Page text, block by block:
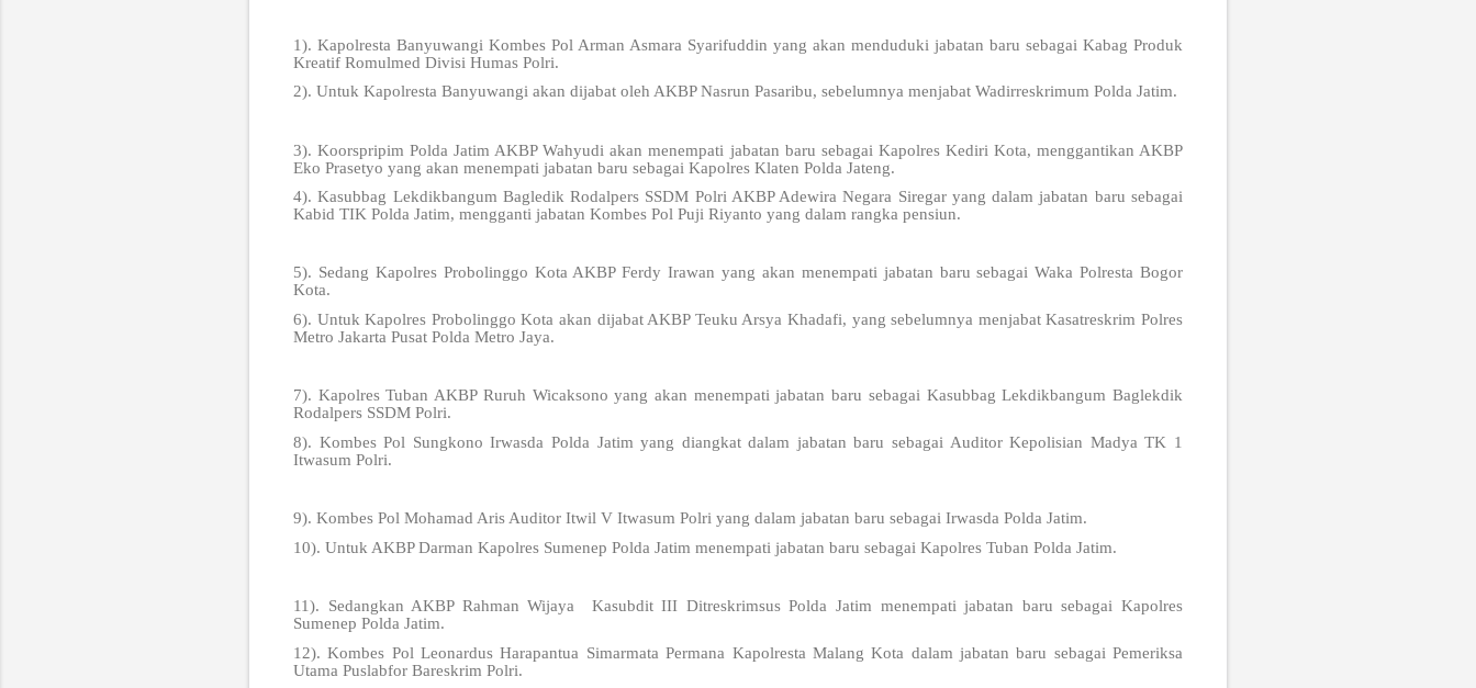
1). Kapolresta Banyuwangi Kombes Pol Arman Asmara Syarifuddin yang akan menduduki jabatan baru sebagai Kabag Produk
Kreatif Romulmed Divisi Humas Polri.
2). Untuk Kapolresta Banyuwangi akan dijabat oleh AKBP Nasrun Pasaribu, sebelumnya menjabat Wadirreskrimum Polda Jatim.
3). Koorspripim Polda Jatim AKBP Wahyudi akan menempati jabatan baru sebagai Kapolres Kediri Kota, menggantikan AKBP
Eko Prasetyo yang akan menempati jabatan baru sebagai Kapolres Klaten Polda Jateng.
4). Kasubbag Lekdikbangum Bagledik Rodalpers SSDM Polri AKBP Adewira Negara Siregar yang dalam jabatan baru sebagai
Kabid TIK Polda Jatim, mengganti jabatan Kombes Pol Puji Riyanto yang dalam rangka pensiun.
5). Sedang Kapolres Probolinggo Kota AKBP Ferdy Irawan yang akan menempati jabatan baru sebagai Waka Polresta Bogor
Kota.
6). Untuk Kapolres Probolinggo Kota akan dijabat AKBP Teuku Arsya Khadafi, yang sebelumnya menjabat Kasatreskrim Polres
Metro Jakarta Pusat Polda Metro Jaya.
7). Kapolres Tuban AKBP Ruruh Wicaksono yang akan menempati jabatan baru sebagai Kasubbag Lekdikbangum Baglekdik
Rodalpers SSDM Polri.
8). Kombes Pol Sungkono Irwasda Polda Jatim yang diangkat dalam jabatan baru sebagai Auditor Kepolisian Madya TK 1
Itwasum Polri.
9). Kombes Pol Mohamad Aris Auditor Itwil V Itwasum Polri yang dalam jabatan baru sebagai Irwasda Polda Jatim.
10). Untuk AKBP Darman Kapolres Sumenep Polda Jatim menempati jabatan baru sebagai Kapolres Tuban Polda Jatim.
11). Sedangkan AKBP Rahman Wijaya Kasubdit III Ditreskrimsus Polda Jatim menempati jabatan baru sebagai Kapolres
Sumenep Polda Jatim.
12). Kombes Pol Leonardus Harapantua Simarmata Permana Kapolresta Malang Kota dalam jabatan baru sebagai Pemeriksa
Utama Puslabfor Bareskrim Polri.